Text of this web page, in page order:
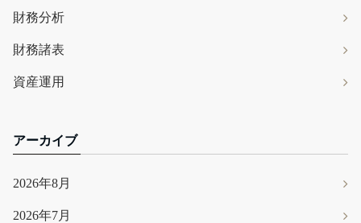
財務分析
財務諸表
資産運用
アーカイブ
2026年8月
2026年7月